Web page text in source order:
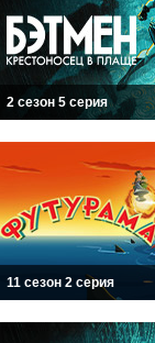
2 сезон 5 серия
11 сезон 2 серия